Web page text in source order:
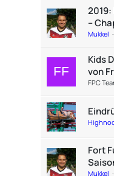
–
Mukkel
Kids
von
FPC
Fort
Mukkel